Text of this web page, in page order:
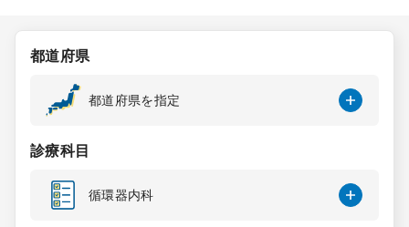
医師求人
常勤検索
スポット検索
都道府県
都道府県を指定
診療科目
循環器内科